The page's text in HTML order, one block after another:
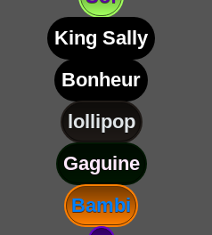
King Sally
Bonheur
lollipop
Gaguine
Bambi